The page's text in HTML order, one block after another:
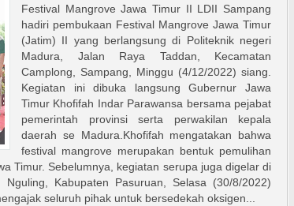
Festival Mangrove Jawa Timur II LDII Sampang
hadiri pembukaan Festival Mangrove Jawa Timur
(Jatim) II yang berlangsung di Politeknik negeri
Madura, Jalan Raya Taddan, Kecamatan
Camplong, Sampang, Minggu (4/12/2022) siang.
Kegiatan ini dibuka langsung Gubernur Jawa
Timur Khofifah Indar Parawansa bersama pejabat
pemerintah provinsi serta perwakilan kepala
daerah se Madura.Khofifah mengatakan bahwa
festival mangrove merupakan bentuk pemulihan
Timur. Sebelumnya, kegiatan serupa juga digelar di
Kabupaten Pasuruan, Selasa (30/8/2022)
seluruh pihak untuk bersedekah oksigen...